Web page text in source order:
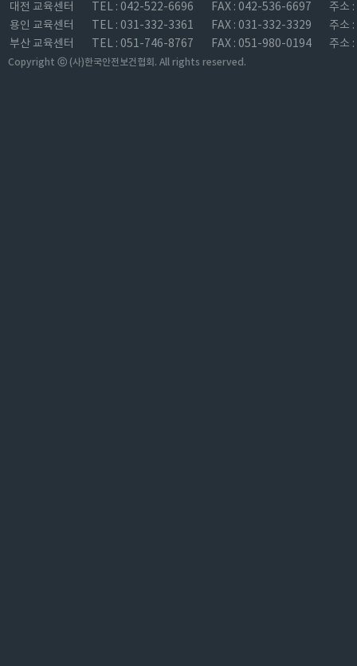
대전 교육센터
TEL : 042-522-6696 FAX : 042-536-6697
주소
용인 교육센터
TEL : 031-332-3361 FAX : 031-332-3329
주소
부산 교육센터
TEL : 051-746-8767 FAX : 051-980-0194 주소
Copyright ⓒ (사)한국안전보건협회. All rights reserved.